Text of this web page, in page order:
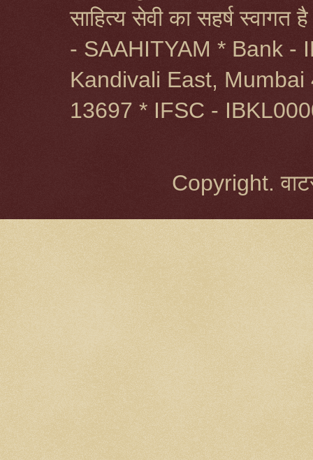
साहित्य सेवी का सहर्ष
- SAAHITYAM * Bank -
Kandivali East,
13697 * IFSC -
Copyright.